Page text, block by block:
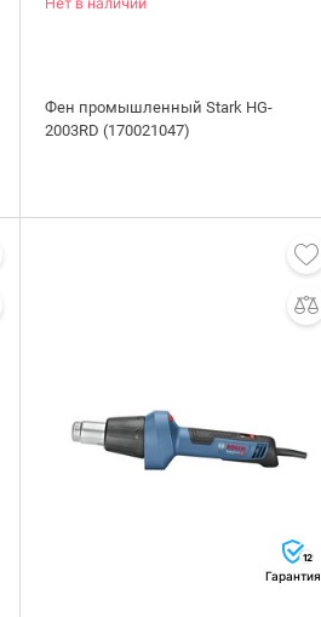
Фен промышленный Stark HG-
2003RD (170021047)
12
Гарантия